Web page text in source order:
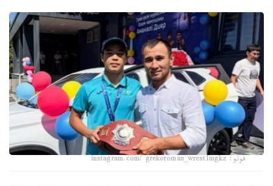
فوتو: instagram.com/ grekoroman_wrestlingkz